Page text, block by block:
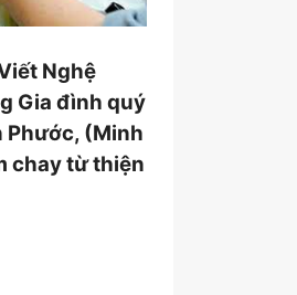
Nghệ
Gia đình quý
Phước, (Minh
chay từ thiện